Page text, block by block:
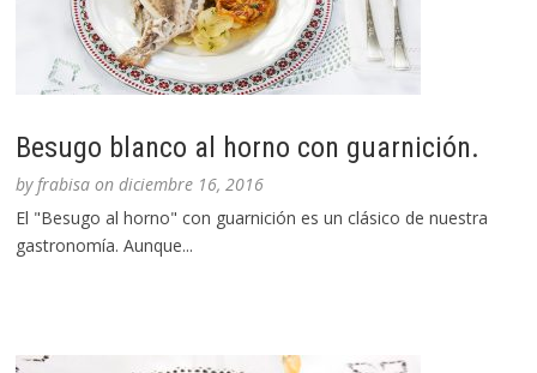
Besugo blanco al horno con guarnición.
byfrabisa ondiciembre 16, 2016
El "Besugo al horno" con guarnición es un clásico de nuestra
gastronomía. Aunque...